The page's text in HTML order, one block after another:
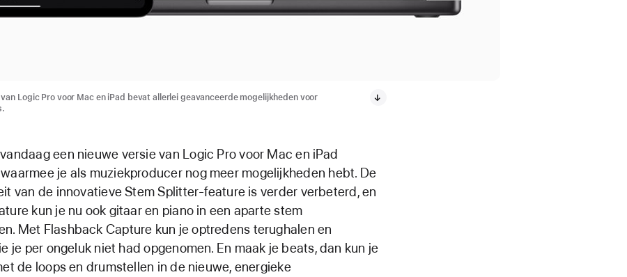
van Logic Pro voor Mac en iPad bevat allerlei geavanceerde mogelijkheden voor
een nieuwe versie van Logic Pro voor Mac en iPad
je als muziekproducer nog meer mogelijkheden hebt. De
van de innovatieve Stem Splitter-feature is verder verbeterd, en
kun je nu ook gitaar en piano in een aparte stem
Met Flashback Capture kun je optredens terughalen en
je per ongeluk niet had opgenomen. En maak je beats, dan kun je
de loops en drumstellen in de nieuwe, energieke